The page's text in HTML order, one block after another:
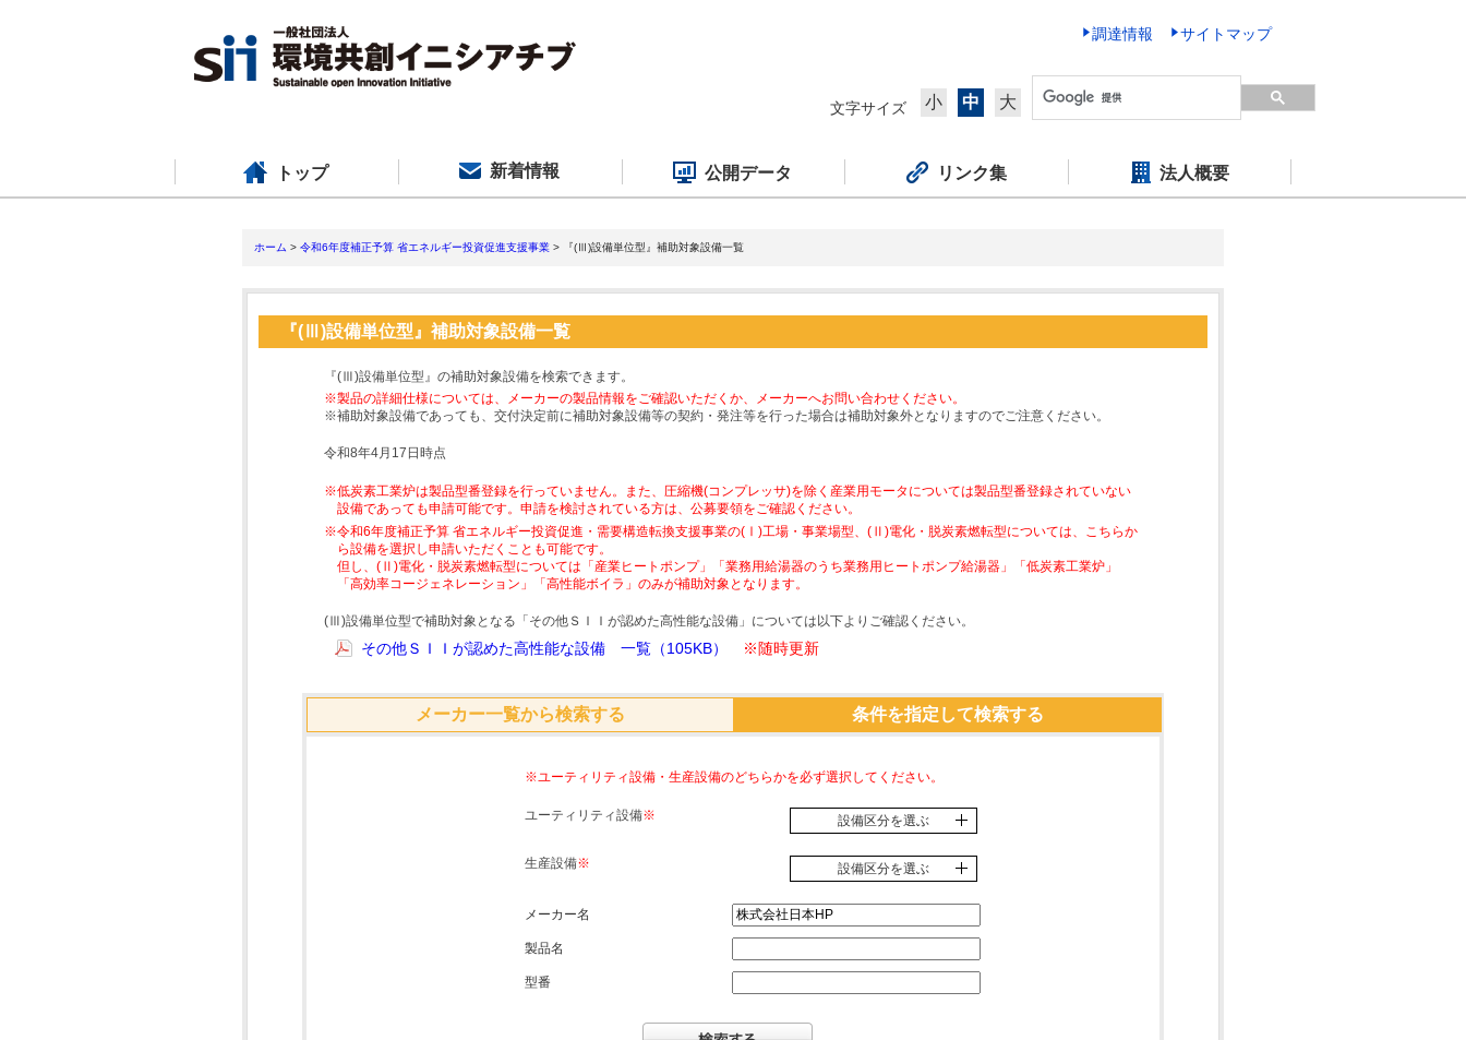
調達情報 サイトマップ
文字サイズ 小 中 大
トップ 新着情報 公開データ リンク集 法人概要
ホーム > 令和6年度補正予算 省エネルギー投資促進支援事業 > 『(Ⅲ)設備単位型』補助対象設備一覧
『(Ⅲ)設備単位型』補助対象設備一覧
『(Ⅲ)設備単位型』の補助対象設備を検索できます。
※製品の詳細仕様については、メーカーの製品情報をご確認いただくか、メーカーへお問い合わせください。
※補助対象設備であっても、交付決定前に補助対象設備等の契約・発注等を行った場合は補助対象外となりますのでご注意ください。
令和8年4月17日時点
※低炭素工業炉は製品型番登録を行っていません。また、圧縮機(コンプレッサ)を除く産業用モータについては製品型番登録されていない
設備であっても申請可能です。申請を検討されている方は、公募要領をご確認ください。
※令和6年度補正予算 省エネルギー投資促進・需要構造転換支援事業の(Ⅰ)工場・事業場型、(Ⅱ)電化・脱炭素燃転型については、こちらか
ら設備を選択し申請いただくことも可能です。
但し、(Ⅱ)電化・脱炭素燃転型については「産業ヒートポンプ」「業務用給湯器のうち業務用ヒートポンプ給湯器」「低炭素工業炉」
「高効率コージェネレーション」「高性能ボイラ」のみが補助対象となります。
(Ⅲ)設備単位型で補助対象となる「その他ＳＩＩが認めた高性能な設備」については以下よりご確認ください。
その他ＳＩＩが認めた高性能な設備 一覧（105KB） ※随時更新
メーカー一覧から検索する 条件を指定して検索する
※ユーティリティ設備・生産設備のどちらかを必ず選択してください。
ユーティリティ設備※ 設備区分を選ぶ
生産設備※ 設備区分を選ぶ
メーカー名
製品名
型番